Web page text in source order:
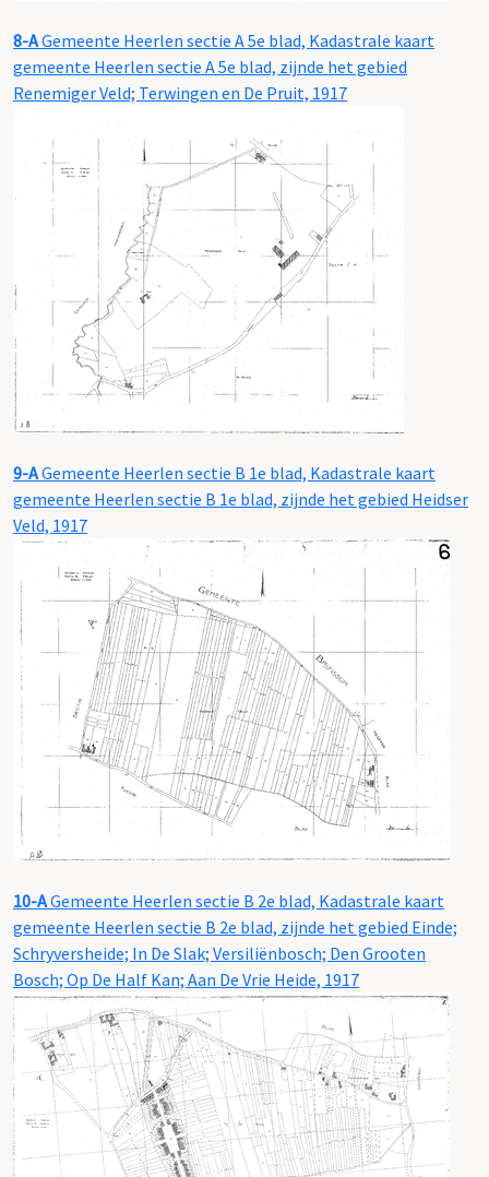
8-AGemeente Heerlen sectie A 5e blad, Kadastrale kaart
gemeente Heerlen sectie A 5e blad, zijnde het gebied
Renemiger Veld; Terwingen en De Pruit, 1917
9-AGemeente Heerlen sectie B 1e blad, Kadastrale kaart
gemeente Heerlen sectie B 1e blad, zijnde het gebied Heidser
Veld, 1917
10-AGemeente Heerlen sectie B 2e blad, Kadastrale kaart
gemeente Heerlen sectie B 2e blad, zijnde het gebied Einde;
Schryversheide; In De Slak; Versiliënbosch; Den Grooten
Bosch; Op De Half Kan; Aan De Vrie Heide, 1917